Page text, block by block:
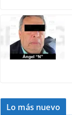
Lo más nuevo